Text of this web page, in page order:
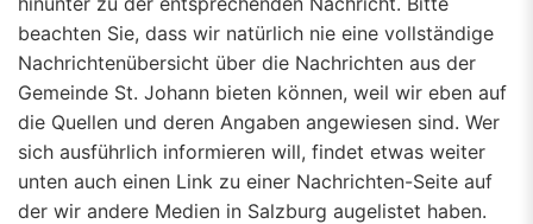
beachten Sie, dass wir natürlich nie eine vollständige
Nachrichtenübersicht über die Nachrichten aus der
Gemeinde St. Johann bieten können, weil wir eben auf
die Quellen und deren Angaben angewiesen sind. Wer
sich ausführlich informieren will, findet etwas weiter
unten auch einen Link zu einer Nachrichten-Seite auf
der wir andere Medien in Salzburg augelistet haben.